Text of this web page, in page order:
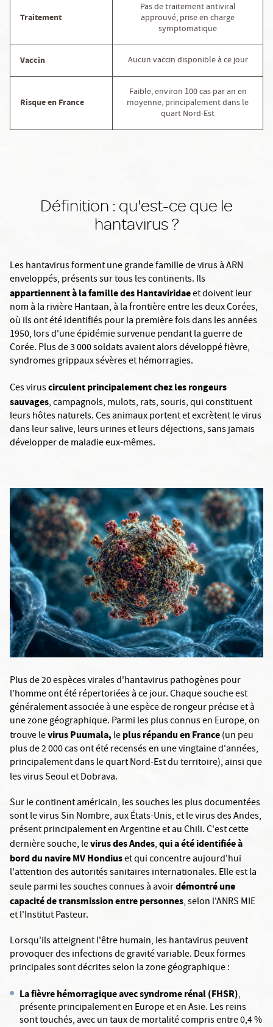
Traitement
Pas de traitement antiviral
approuvé, prise en charge
symptomatique
Vaccin Aucun vaccin disponible à ce jour
Risque en France
Faible, environ 100 cas par an en
moyenne, principalement dans le
quart Nord-Est
Définition : qu'est-ce que le
hantavirus ?
Les hantavirus forment une grande famille de virus à ARN
enveloppés, présents sur tous les continents. Ils
appartiennent à la famille des Hantaviridaeet doivent leur
nom à la rivière Hantaan, à la frontière entre les deux Corées,
où ils ont été identifiés pour la première fois dans les années
1950, lors d'une épidémie survenue pendant la guerre de
Corée. Plus de 3 000 soldats avaient alors développé fièvre,
syndromes grippaux sévères et hémorragies.
Ces viruscirculent principalement chez les rongeurs
sauvages, campagnols, mulots, rats, souris, qui constituent
leurs hôtes naturels. Ces animaux portent et excrètent le virus
dans leur salive, leurs urines et leurs déjections, sans jamais
développer de maladie eux-mêmes.
Plus de 20 espèces virales d'hantavirus pathogènes pour
l'homme ont été répertoriées à ce jour. Chaque souche est
généralement associée à une espèce de rongeur précise et à
une zone géographique. Parmi les plus connus en Europe, on
trouve levirus Puumala, leplus répandu en France(un peu
plus de 2 000 cas ont été recensés en une vingtaine d'années,
principalement dans le quart Nord-Est du territoire), ainsi que
lesvirus Seoul et Dobrava.
Sur le continent américain, les souches les plus documentées
sont le virus Sin Nombre, aux États-Unis, et le virus des Andes,
présent principalement en Argentine et au Chili. C'est cette
dernière souche, levirus des Andes,qui a été identifiée à
bord du navire MV Hondiuset qui concentre aujourd'hui
l'attention des autorités sanitaires internationales. Elle est la
seule parmi les souches connues à avoirdémontré une
capacité de transmission entre personnes, selon l'ANRS MIE
et l'Institut Pasteur.
Lorsqu'ils atteignent l'être humain, les hantavirus peuvent
provoquer des infections de gravité variable. Deux formes
principales sont décrites selon la zone géographique :
La fièvre hémorragique avec syndrome rénal (FHSR),
présente principalement en Europe et en Asie. Les reins
sont touchés, avec un taux de mortalité compris entre 0,4 %